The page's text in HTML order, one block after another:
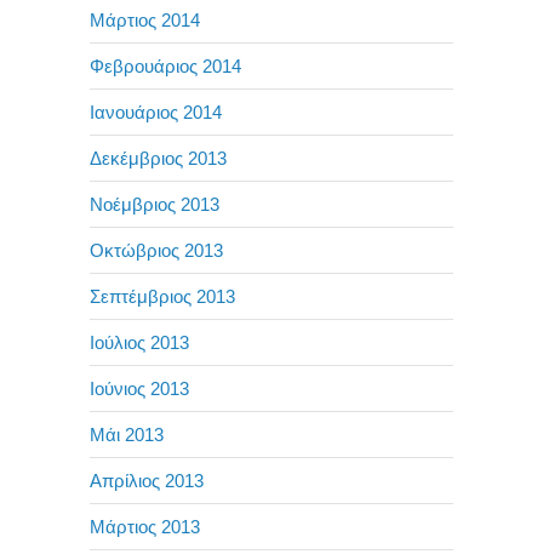
Μάρτιος 2014
Φεβρουάριος 2014
Ιανουάριος 2014
Δεκέμβριος 2013
Νοέμβριος 2013
Οκτώβριος 2013
Σεπτέμβριος 2013
Ιούλιος 2013
Ιούνιος 2013
Μάι 2013
Απρίλιος 2013
Μάρτιος 2013